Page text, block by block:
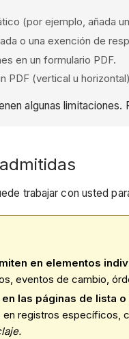
(por ejemplo, añada
o una exención de
en un formulario PDF.
PDF (vertical u
algunas limitaciones.
trabajar con usted
en elementos
eventos de cambio,
las páginas de lista
registros específicos,